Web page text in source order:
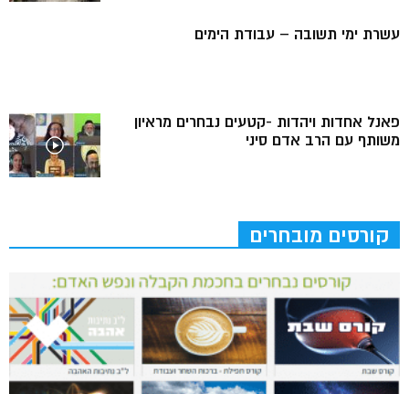
עשרת ימי תשובה – עבודת הימים
פאנל אחדות ויהדות -קטעים נבחרים מראיון
משותף עם הרב אדם סיני
קורסים מובחרים